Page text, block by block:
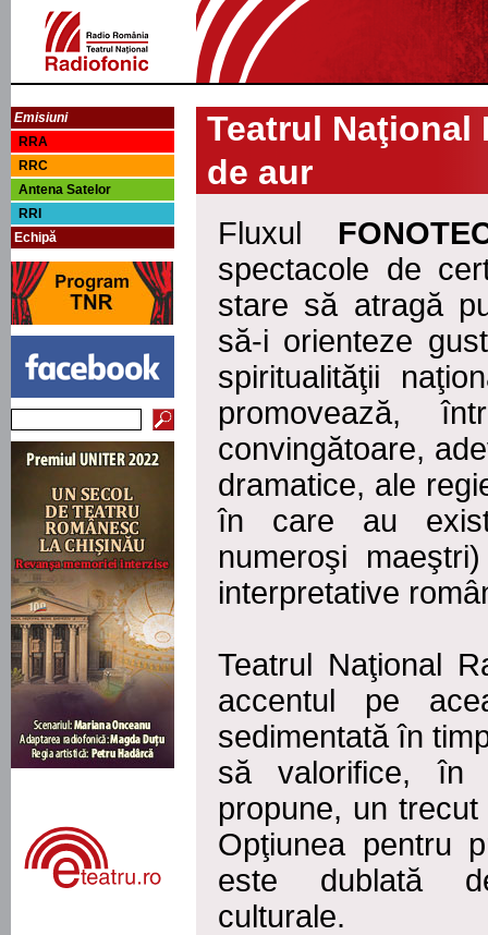
Emisiuni
RRA
RRC
Antena Satelor
RRI
Echipă
Teatrul Naţional
de aur
Fluxul
spectacole de
stare să atragă
să-i orienteze
spiritualităţii
promovează,
convingătoare,
dramatice, ale
în care au
numeroşi
interpretative
Teatrul Naţional
accentul pe
sedimentată în
să valorifice, în
propune, un
Opţiunea pentru
este dublată
culturale.